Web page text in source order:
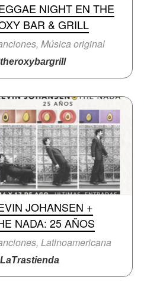
NIGHT EN THE
BAR & GRILL
Música original
JOHANSEN +
NADA: 25 AÑOS
Latinoamericana